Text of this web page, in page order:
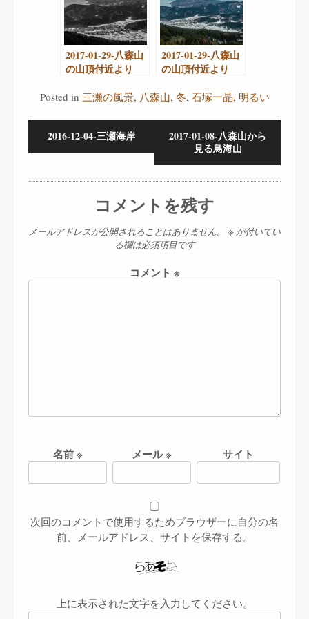
2017-01-29-八森山
の山頂付近より
2017-01-29-八森山
の山頂付近より
Posted in 三瀬の風景, 八森山, 冬, 石塚一晶, 明るい
2016-12-04-三瀬海岸
2017-01-08-八森山から
見る鳥海山
コメントを残す
メールアドレスが公開されることはありません。 ※ が付いてい
る欄は必須項目です
コメント ※
名前※ メール※ サイト
次回のコメントで使用するためブラウザーに自分の名
前、メールアドレス、サイトを保存する。
上に表示された文字を入力してください。